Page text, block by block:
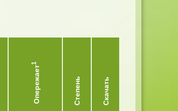
Опережает
1
Степень Скачать